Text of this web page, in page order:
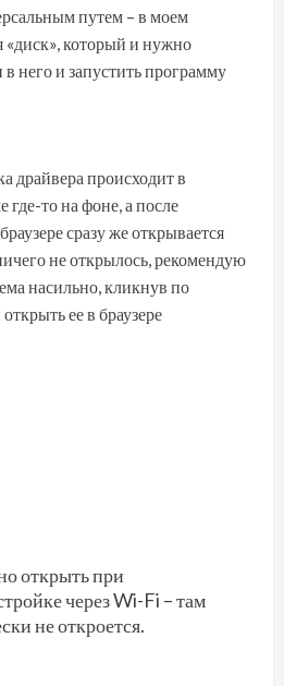
путем – в моем
«диск», который и нужно
в него и запустить программу
драйвера происходит в
где-то на фоне, а после
сразу же открывается
не открылось, рекомендую
насильно, кликнув по
ее в браузере
открыть при
через Wi-Fi – там
не откроется.